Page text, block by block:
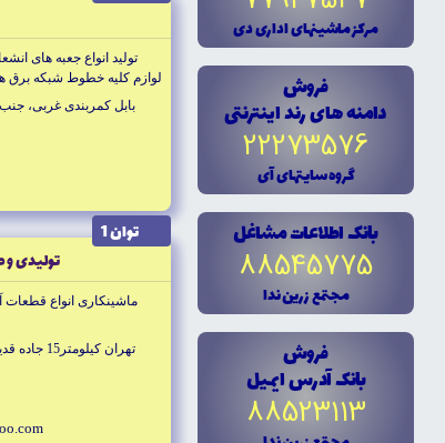
مرکز ماشينهاى ادارى دى
فروش
دامنه هاى رند اينترنتى
22273576
گروه سايتهاى آى
بانک اطلاعات مشاغل
88545775
مجتمع زرين ندا
فروش
بانک آدرس ايميل
88523113
توليد انواع جعبه هاى
لوازم كليه خطوط شبكه برق
بابل كمربندى غربى،
توان 1
توليدى و
ماشينكارى انواع قطعات
تهران كيلومتر15 جاده قديم كرج، جنب شركت زامياد، داخل شركت مگاموتور